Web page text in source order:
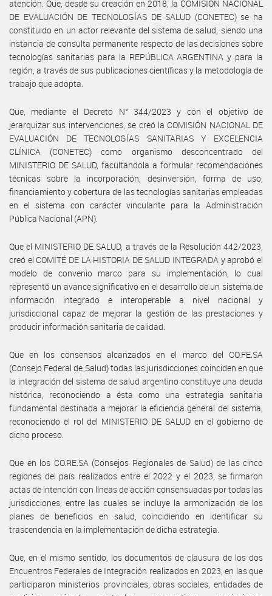
atención. Que, desde su creación en 2018, la COMISIÓN NACIONAL
DE EVALUACIÓN DE TECNOLOGÍAS DE SALUD (CONETEC) se ha
constituido en un actor relevante del sistema de salud, siendo una
instancia de consulta permanente respecto de las decisiones sobre
tecnologías sanitarias para la REPÚBLICA ARGENTINA y para la
región, a través de sus publicaciones científicas y la metodología de
trabajo que adopta.
Que, mediante el Decreto N° 344/2023 y con el objetivo de
jerarquizar sus intervenciones, se creó la COMISIÓN NACIONAL DE
EVALUACIÓN DE TECNOLOGÍAS SANITARIAS Y EXCELENCIA
CLÍNICA (CONETEC) como organismo desconcentrado del
MINISTERIO DE SALUD, facultándola a formular recomendaciones
técnicas sobre la incorporación, desinversión, forma de uso,
financiamiento y cobertura de las tecnologías sanitarias empleadas
en el sistema con carácter vinculante para la Administración
Pública Nacional (APN).
Que el MINISTERIO DE SALUD, a través de la Resolución 442/2023,
creó el COMITÉ DE LA HISTORIA DE SALUD INTEGRADA y aprobó el
modelo de convenio marco para su implementación, lo cual
representó un avance significativo en el desarrollo de un sistema de
información integrado e interoperable a nivel nacional y
jurisdiccional capaz de mejorar la gestión de las prestaciones y
producir información sanitaria de calidad.
Que en los consensos alcanzados en el marco del CO.FE.SA
(Consejo Federal de Salud) todas las jurisdicciones coinciden en que
la integración del sistema de salud argentino constituye una deuda
histórica, reconociendo a ésta como una estrategia sanitaria
fundamental destinada a mejorar la eficiencia general del sistema,
reconociendo el rol del MINISTERIO DE SALUD en el gobierno de
dicho proceso.
Que en los CO.RE.SA (Consejos Regionales de Salud) de las cinco
regiones del país realizados entre el 2022 y el 2023, se firmaron
actas de intención con líneas de acción consensuadas por todas las
jurisdicciones, entre las cuales se incluye la armonización de los
planes de beneficios en salud, coincidiendo en identificar su
trascendencia en la implementación de dicha estrategia.
Que, en el mismo sentido, los documentos de clausura de los dos
Encuentros Federales de Integración realizados en 2023, en las que
participaron ministerios provinciales, obras sociales, entidades de